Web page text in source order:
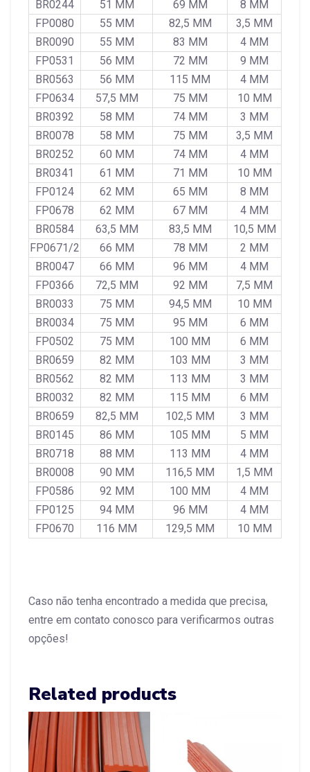
BR0244 51 MM 69 MM
8 MM
FP0080
55 MM 82,5 MM
3,5 MM
BR0090
55 MM 83 MM
4 MM
FP0531
56 MM 72 MM
9 MM
BR0563
56 MM 115 MM
4 MM
FP0634
57,5 MM 75 MM
10 MM
BR0392
58 MM 74 MM
3 MM
BR0078
58 MM 75 MM
3,5 MM
BR0252
60 MM 74 MM
4 MM
BR0341
61 MM 71 MM
10 MM
FP0124
62 MM 65 MM
8 MM
FP0678
62 MM 67 MM
4 MM
BR0584
63,5 MM 83,5 MM
10,5 MM
FP0671/2
66 MM 78 MM
2 MM
BR0047
66 MM 96 MM
4 MM
FP0366
72,5 MM 92 MM
7,5 MM
BR0033
75 MM 94,5 MM
10 MM
BR0034
75 MM 95 MM
6 MM
FP0502
75 MM 100 MM
6 MM
BR0659
82 MM 103 MM
3 MM
BR0562
82 MM 113 MM
3 MM
BR0032
82 MM 115 MM
6 MM
BR0659
82,5 MM 102,5 MM
3 MM
BR0145
86 MM 105 MM
5 MM
BR0718
88 MM 113 MM
4 MM
BR0008
90 MM 116,5 MM
1,5 MM
FP0586
92 MM 100 MM
4 MM
FP0125
94 MM 96 MM
4 MM
FP0670
116 MM 129,5 MM 10 MM
Caso não tenha encontrado a medida que precisa,
entre em contato conosco para verificarmos outras
opções!
Related products